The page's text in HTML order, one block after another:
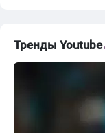
Тренды Youtube